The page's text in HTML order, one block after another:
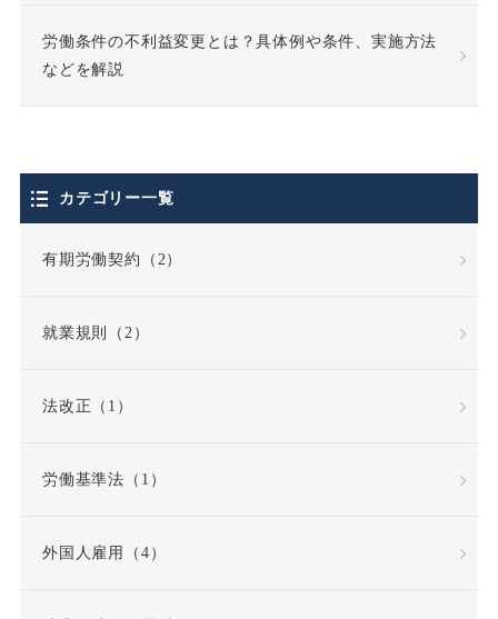
個人情報の利用目的
個人情報の取扱い
個人情報保護法
公益通報・内部告発
公益通報者保護法
労働条件の不利益変更とは？具体例や条件、実施方法
などを解説
カテゴリー一覧
有期労働契約（2）
就業規則（2）
法改正（1）
労働基準法（1）
外国人雇用（4）